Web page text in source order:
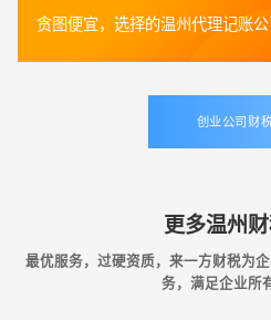
贪图便宜，选择的温州代理记账
创业公司财
更多温州
最优服务，过硬资质，来一方财税为
务，满足企业所